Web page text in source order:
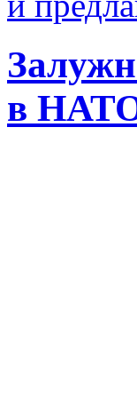
в НАТО